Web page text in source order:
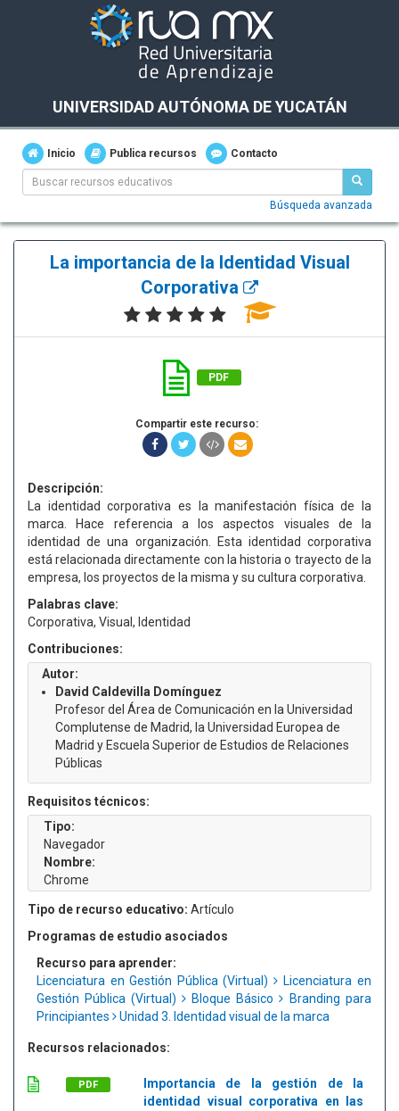
UNIVERSIDAD AUTÓNOMA DE YUCATÁN
Inicio Publica recursos Contacto
Búsqueda avanzada
La importancia de la Identidad Visual
Corporativa
PDF
Compartir este recurso:
Descripción:
La identidad corporativa es la manifestación física de la
marca. Hace referencia a los aspectos visuales de la
identidad de una organización. Esta identidad corporativa
está relacionada directamente con la historia o trayecto de la
empresa, los proyectos de la misma y su cultura corporativa.
Palabras clave:
Corporativa, Visual, Identidad
Contribuciones:
Autor:
David Caldevilla Domínguez
Profesor del Área de Comunicación en la Universidad
Complutense de Madrid, la Universidad Europea de
Madrid y Escuela Superior de Estudios de Relaciones
Públicas
Requisitos técnicos:
Tipo:
Navegador
Nombre:
Chrome
Tipo de recurso educativo: Artículo
Programas de estudio asociados
Recurso para aprender:
Licenciatura en Gestión Pública (Virtual)
Licenciatura en
Gestión Pública (Virtual)
Bloque Básico
Branding para
Principiantes
Unidad 3. Identidad visual de la marca
Recursos relacionados:
PDF
Importancia de la gestión de la
identidad visual corporativa en las